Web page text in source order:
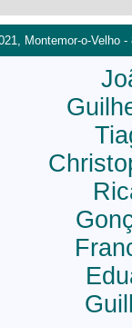
Montemor-o-Velho